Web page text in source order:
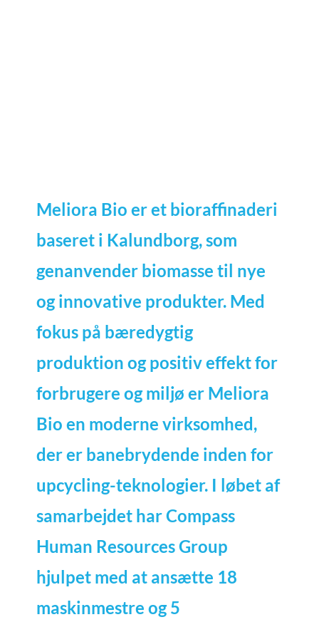
Meliora Bio er et bioraffinaderi
baseret i Kalundborg, som
genanvender biomasse til nye
og innovative produkter. Med
fokus på bæredygtig
produktion og positiv effekt for
forbrugere og miljø er Meliora
Bio en moderne virksomhed,
der er banebrydende inden for
upcycling-teknologier. I løbet af
samarbejdet har Compass
Human Resources Group
hjulpet med at ansætte 18
maskinmestre og 5